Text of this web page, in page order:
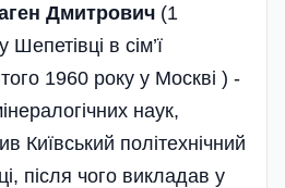
Дмитрович (1
в сім’ї
1960 року у Москві ) -
наук,
Київський політехнічний
після чого викладав у